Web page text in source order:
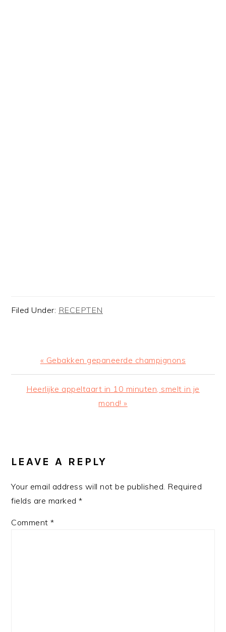
Filed Under: RECEPTEN
Previous
Post:
« Gebakken gepaneerde champignons
Next
Heerlijke appeltaart in 10 minuten, smelt in je
mond! »
INTERACTIONS
LEAVE A REPLY
Your email address will not be published. Required
fields are marked*
Comment*